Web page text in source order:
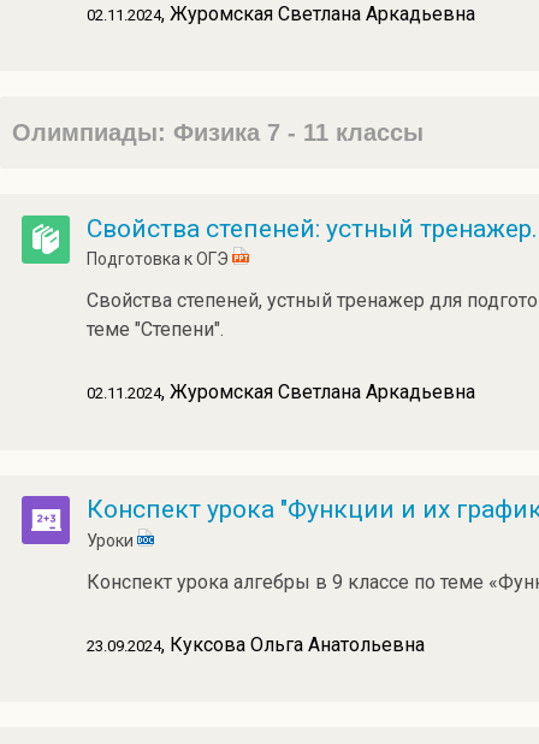
02.11.2024, Журомская Светлана Аркадьевна
Олимпиады: Физика 7 - 11 классы
Свойства степеней: устный тренажер.
Подготовка к ОГЭ
Свойства степеней, устный тренажер для
теме "Степени".
02.11.2024, Журомская Светлана Аркадьевна
Конспект урока "Функции и их
Уроки
Конспект урока алгебры в 9 классе по теме
23.09.2024, Куксова Ольга Анатольевна